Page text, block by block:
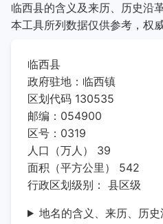
临西县的含义及来历、历史沿
本工具所列数据仅供参考，权
临西县
政府驻地：临西镇
区划代码 130535
邮编：054900
区号：0319
人口（万人） 39
面积（平方公里） 542
行政区划级别： 县区级
地名的含义、来历、历